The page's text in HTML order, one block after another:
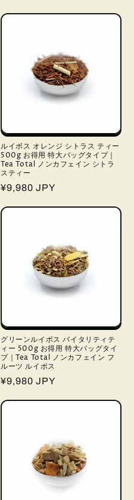
価
ルイボス オレンジ シトラス ティー
500g お得用 特大バッグタイプ｜
Tea Total ノンカフェイン シトラ
スティー
通
価
¥9,980 JPY
グリーンルイボス バイタリティテ
ィー 500g お得用 特大バッグタイ
プ｜Tea Total ノンカフェイン フ
ルーツ ルイボス
通
価
¥9,980 JPY